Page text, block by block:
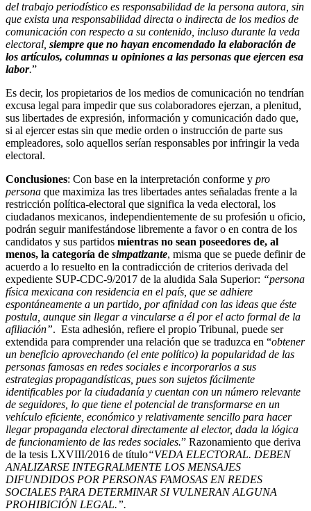
del trabajo periodístico es responsabilidad de la persona autora, sin
que exista una responsabilidad directa o indirecta de los medios de
comunicación con respecto a su contenido, incluso durante la veda
electoral, siempre que no hayan encomendado la elaboración de
los artículos, columnas u opiniones a las personas que ejercen esa
labor.”
Es decir, los propietarios de los medios de comunicación no tendrían
excusa legal para impedir que sus colaboradores ejerzan, a plenitud,
sus libertades de expresión, información y comunicación dado que,
si al ejercer estas sin que medie orden o instrucción de parte sus
empleadores, solo aquellos serían responsables por infringir la veda
electoral.
Conclusiones: Con base en la interpretación conforme y pro
persona que maximiza las tres libertades antes señaladas frente a la
restricción política-electoral que significa la veda electoral, los
ciudadanos mexicanos, independientemente de su profesión u oficio,
podrán seguir manifestándose libremente a favor o en contra de los
candidatos y sus partidos mientras no sean poseedores de, al
menos, la categoría de simpatizante, misma que se puede definir de
acuerdo a lo resuelto en la contradicción de criterios derivada del
expediente SUP-CDC-9/2017 de la aludida Sala Superior: “persona
física mexicana con residencia en el país, que se adhiere
espontáneamente a un partido, por afinidad con las ideas que éste
postula, aunque sin llegar a vincularse a él por el acto formal de la
afiliación”. Esta adhesión, refiere el propio Tribunal, puede ser
extendida para comprender una relación que se traduzca en “obtener
un beneficio aprovechando (el ente político) la popularidad de las
personas famosas en redes sociales e incorporarlos a sus
estrategias propagandísticas, pues son sujetos fácilmente
identificables por la ciudadanía y cuentan con un número relevante
de seguidores, lo que tiene el potencial de transformarse en un
vehículo eficiente, económico y relativamente sencillo para hacer
llegar propaganda electoral directamente al elector, dada la lógica
de funcionamiento de las redes sociales.” Razonamiento que deriva
de la tesis LXVIII/2016 de título“VEDA ELECTORAL. DEBEN
ANALIZARSE INTEGRALMENTE LOS MENSAJES
DIFUNDIDOS POR PERSONAS FAMOSAS EN REDES
SOCIALES PARA DETERMINAR SI VULNERAN ALGUNA
PROHIBICIÓN LEGAL.”.